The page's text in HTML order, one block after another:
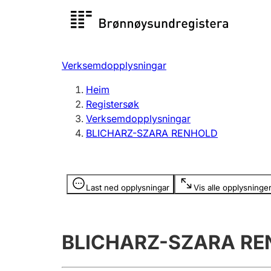
Registersøk
Registrere, endre, slette
Verksemdopplysningar
Heim
Registersøk
Verksemdopplysningar
BLICHARZ-SZARA RENHOLD
Last ned opplysningar Vis alle opplysninger
Opplysninger er skjult
BLICHARZ-SZARA